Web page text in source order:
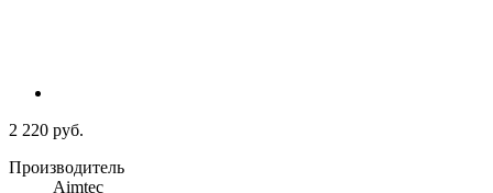
2 220 руб.
Производитель
Aimtec